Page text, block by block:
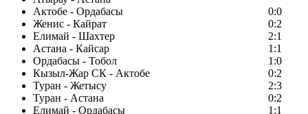
Актобе - Ордабасы
0:0
Женис - Кайрат
0:2
Елимай - Шахтер
2:1
Астана - Кайсар
1:1
Ордабасы - Тобол
1:0
Кызыл-Жар СК - Актобе
0:2
Туран - Жетысу
2:3
Туран - Астана
0:2
Елимай - Ордабасы
1:1